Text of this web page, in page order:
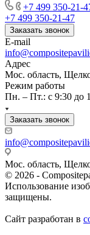
+7 499 350-21-
+7 499 350-21-47
Заказать звонок
E-mail
Адрес
Мос. область,
Режим работы
Пн. – Пт.: с 9:30 до
Заказать звонок
Мос. область,
© 2026 -
Использование
защищены.
Сайт разработан в